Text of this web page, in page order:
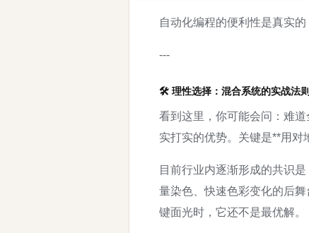
自动化编程的便利性是真实
---
🛠️ 理性选择：混合系统的实战法则
看到这里，你可能会问：难
实打实的优势。关键是**用对
目前行业内逐渐形成的共识
量染色、快速色彩变化的后
键面光时，它还不是最优解。